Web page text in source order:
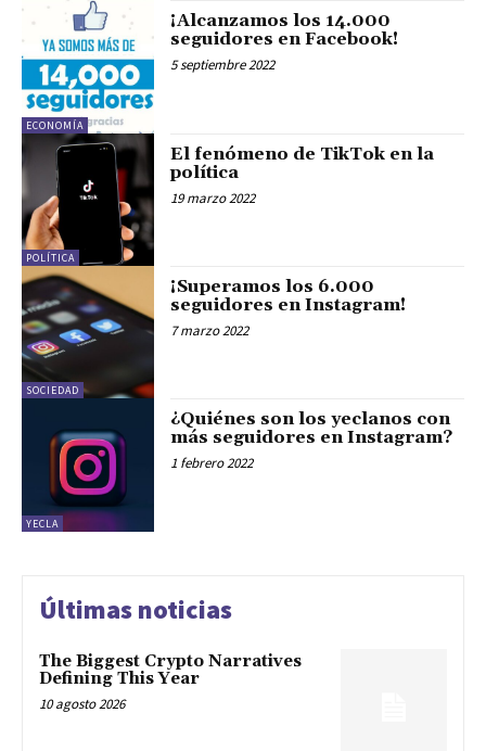
ECONOMÍA
¡Alcanzamos los 14.000
seguidores en Facebook!
5 septiembre 2022
POLÍTICA
El fenómeno de TikTok en la
política
19 marzo 2022
SOCIEDAD
¡Superamos los 6.000
seguidores en Instagram!
7 marzo 2022
YECLA
¿Quiénes son los yeclanos con
más seguidores en Instagram?
1 febrero 2022
Últimas noticias
The Biggest Crypto Narratives
Defining This Year
10 agosto 2026